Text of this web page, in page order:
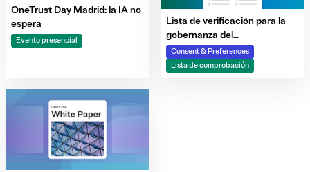
OneTrust Day Madrid: la IA no
espera
Evento presencial
Lista de verificación para la
gobernanza del
consentimiento preparada
para la IA para profesionales
del marketing
Consent & Preferences
Lista de comprobación